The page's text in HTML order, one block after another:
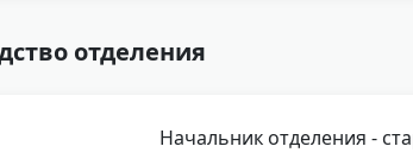
отделения
Начальник отделения -